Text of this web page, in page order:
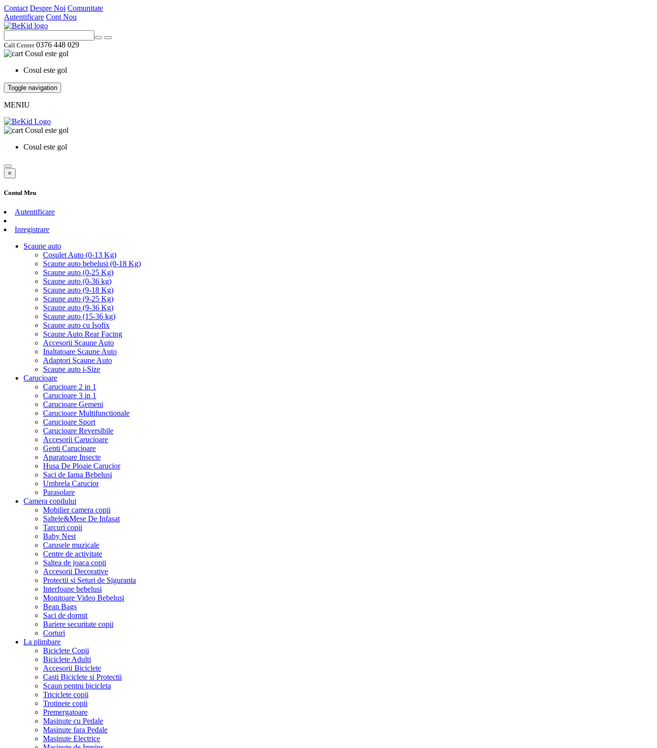
Contact Despre Noi Comunitate
Autentificare Cont Nou
Call Center0376 448 029
Cosul este gol
Cosul este gol
Toggle navigation
MENIU
Cosul este gol
Cosul este gol
×
Contul Meu
Autentificare
Inregistrare
Scaune auto
Cosulet Auto (0-13 Kg)
Scaune auto bebelusi (0-18 Kg)
Scaune auto (0-25 Kg)
Scaune auto (0-36 kg)
Scaune auto (9-18 Kg)
Scaune auto (9-25 Kg)
Scaune auto (9-36 Kg)
Scaune auto (15-36 kg)
Scaune auto cu Isofix
Scaune Auto Rear Facing
Accesorii Scaune Auto
Inaltatoare Scaune Auto
Adaptori Scaune Auto
Scaune auto i-Size
Carucioare
Carucioare 2 in 1
Carucioare 3 in 1
Carucioare Gemeni
Carucioare Multifunctionale
Carucioare Sport
Carucioare Reversibile
Accesorii Carucioare
Genti Carucioare
Aparatoare Insecte
Husa De Ploaie Carucior
Saci de Iarna Bebelusi
Umbrela Carucior
Parasolare
Camera copilului
Mobilier camera copii
Saltele&Mese De Infasat
Tarcuri copii
Baby Nest
Carusele muzicale
Centre de activitate
Saltea de joaca copii
Accesorii Decorative
Protectii si Seturi de Siguranta
Interfoane bebelusi
Monitoare Video Bebelusi
Bean Bags
Saci de dormit
Bariere securitate copii
Corturi
La plimbare
Biciclete Copii
Biciclete Adulti
Accesorii Biciclete
Casti Biciclete si Protectii
Scaun pentru bicicleta
Triciclete copii
Trotinete copii
Premergatoare
Masinute cu Pedale
Masinute fara Pedale
Masinute Electrice